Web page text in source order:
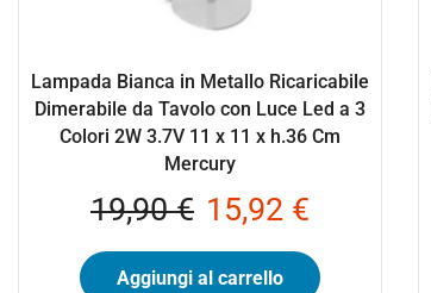
Lampada Bianca in Metallo Ricaricabile
Dimerabile da Tavolo con Luce Led a 3
Colori 2W 3.7V 11 x 11 x h.36 Cm
Mercury
19,90€ 15,92 €
Aggiungi al carrello